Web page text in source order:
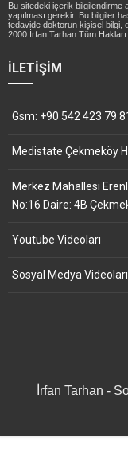
Bu sitedeki içerik bilgilendirme
yapılması gerekir. Bu bilgiler
tedavide doktorun kişisel bilgi,
2000 İrfan Tarhan Tüm Hakları
İLETIŞIM
Gsm: +90 542 423 79
Medistate Çekmeköy
Merkez Mahallesi
No:16 Daire: 4B
Youtube Videoları
Sosyal Medya Videoları
İrfan Tarhan -